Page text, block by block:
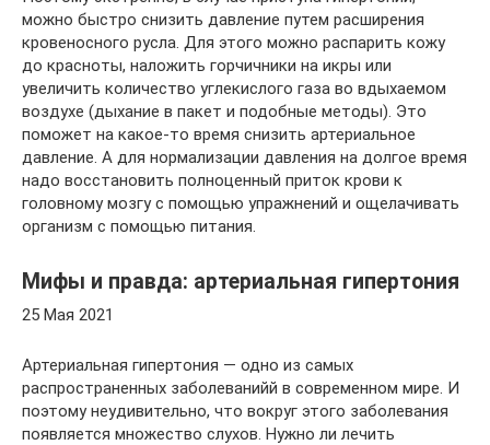
можно быстро снизить давление путем расширения
кровеносного русла. Для этого можно распарить кожу
до красноты, наложить горчичники на икры или
увеличить количество углекислого газа во вдыхаемом
воздухе (дыхание в пакет и подобные методы). Это
поможет на какое-то время снизить артериальное
давление. А для нормализации давления на долгое время
надо восстановить полноценный приток крови к
головному мозгу с помощью упражнений и ощелачивать
организм с помощью питания.
Мифы и правда: артериальная гипертония
25 Мая 2021
Артериальная гипертония — одно из самых
распространенных заболеванийй в современном мире. И
поэтому неудивительно, что вокруг этого заболевания
появляется множество слухов. Нужно ли лечить